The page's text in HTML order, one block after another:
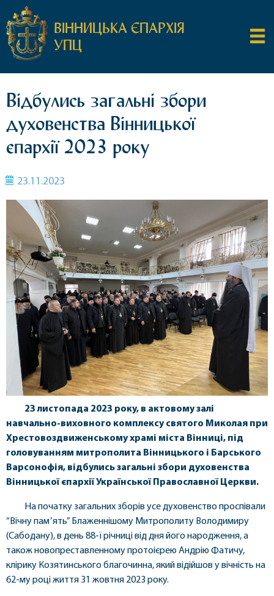
ВІННИЦЬКА ЄПАРХІЯ
УПЦ
Відбулись загальні збори
духовенства Вінницької
єпархії 2023 року
23.11.2023
23 листопада 2023 року, в актовому залі
навчально-виховного комплексу святого Миколая при
Хрестовоздвиженському храмі міста Вінниці, під
головуванням митрополита Вінницького і Барського
Варсонофія, відбулись загальні збори духовенства
Вінницької єпархії Української Православної Церкви.
На початку загальних зборів усе духовенство проспівали
“Вічну памʼять” Блаженнішому Митрополиту Володимиру
(Сабодану), в день 88-ї річниці від дня його народження, а
також новопреставленному протоієрею Андрію Фатичу,
клірику Козятинського благочинна, який відійшов у вічність на
62-му році життя 31 жовтня 2023 року.